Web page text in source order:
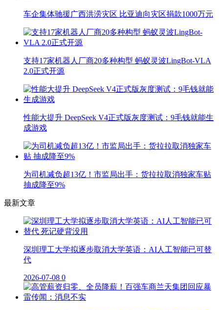
车企集体驰援广西洪涝灾区 比亚迪向灾区捐款1000万元
支持17家机器人厂商20多种构型 蚂蚁灵波LingBot-VLA
2.0正式开源
性能大提升 DeepSeek V4正式版灰度测试：9毛钱就能生
成游戏
为司机减负超13亿！市监局出手：货拉拉取消独家车贴
抽成降至9%
最新文章
深圳理工大学拟逐步取消大学英语：AI人工智能已可替
代
2026-07-08 0